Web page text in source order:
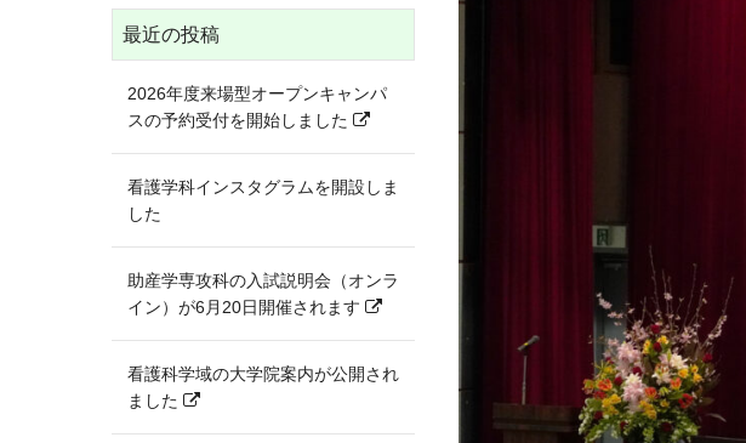
最近の投稿
2026年度来場型オープンキャンパ
スの予約受付を開始しました
看護学科インスタグラムを開設しま
した
助産学専攻科の入試説明会（オンラ
イン）が6月20日開催されます
看護科学域の大学院案内が公開され
ました